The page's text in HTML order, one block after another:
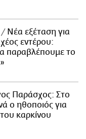
Νέα εξέταση για
εντέρου:
παραβλέπουμε το
Παράσχος: Στο
ο ηθοποιός για
καρκίνου